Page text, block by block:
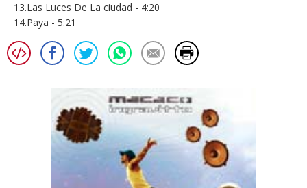
13.Las Luces De La ciudad - 4:20
14.Paya - 5:21